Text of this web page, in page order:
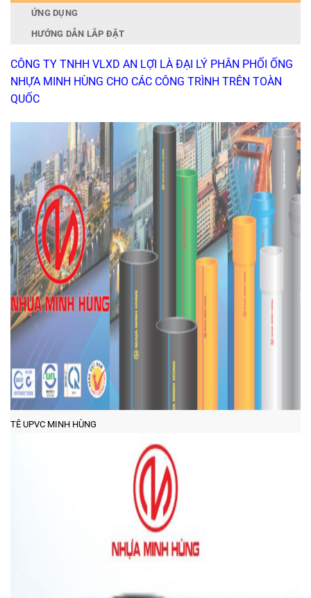
ỨNG DỤNG
HƯỚNG DẪN LẮP ĐẶT
CÔNG TY TNHH VLXD AN LỢI LÀ ĐẠI LÝ PHÂN PHỐI ỐNG
NHỰA MINH HÙNG CHO CÁC CÔNG TRÌNH TRÊN TOÀN
QUỐC
TÊ UPVC MINH HÙNG